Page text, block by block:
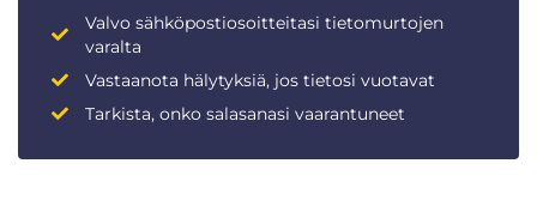
Valvo sähköpostiosoitteitasi tietomurtojen
varalta
Vastaanota hälytyksiä, jos tietosi vuotavat
Tarkista, onko salasanasi vaarantuneet